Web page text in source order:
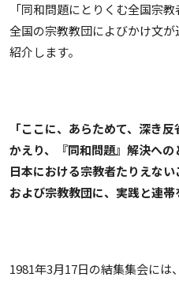
「同和問題にとりくむ全国宗
全国の宗教教団によびかけ文
紹介します。
「ここに、あらためて、深き
かえり、『同和問題』解決への
日本における宗教者たりえな
および宗教教団に、実践と連帯
1981年3月17日の結集集会には